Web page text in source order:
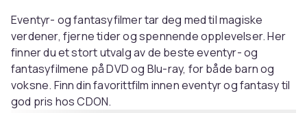
Eventyr- og fantasyfilmer tar deg med til magiske
verdener, fjerne tider og spennende opplevelser. Her
finner du et stort utvalg av de beste eventyr- og
fantasyfilmene på DVD og Blu-ray, for både barn og
voksne. Finn din favorittfilm innen eventyr og fantasy til
god pris hos CDON.